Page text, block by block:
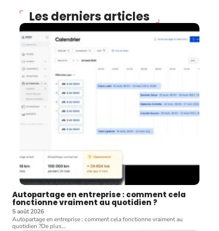
Les derniers articles
Autopartage en entreprise : comment cela
fonctionne vraiment au quotidien ?
5 août 2026
Autopartage en entreprise : comment cela fonctionne vraiment au
quotidien ?De plus…